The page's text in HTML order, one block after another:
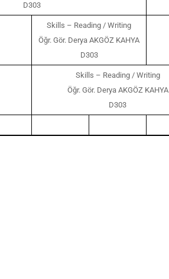
D303
Skills – Reading / Writing
Öğr. Gör. Derya AKGÖZ KAHYA
D303
Skills – Reading / Writing
Öğr. Gör. Derya AKGÖZ KAHYA
D303